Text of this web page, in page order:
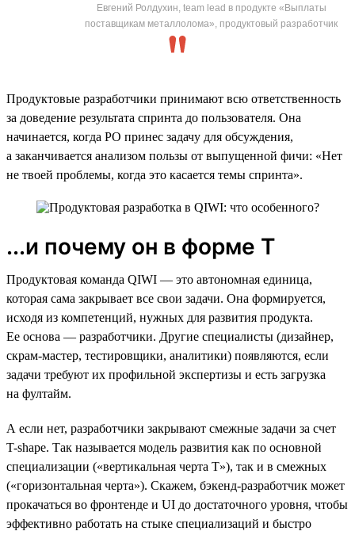
Евгений Ролдухин, team lead в продукте «Выплаты
поставщикам металлолома», продуктовый разработчик
Продуктовые разработчики принимают всю ответственность
за доведение результата спринта до пользователя. Она
начинается, когда PO принес задачу для обсуждения,
а заканчивается анализом пользы от выпущенной фичи: «Нет
не твоей проблемы, когда это касается темы спринта».
...и почему он в форме Т
Продуктовая команда QIWI — это автономная единица,
которая сама закрывает все свои задачи. Она формируется,
исходя из компетенций, нужных для развития продукта.
Ее основа — разработчики. Другие специалисты (дизайнер,
скрам-мастер, тестировщики, аналитики) появляются, если
задачи требуют их профильной экспертизы и есть загрузка
на фултайм.
А если нет, разработчики закрывают смежные задачи за счет
T-shape. Так называется модель развития как по основной
специализации («вертикальная черта Т»), так и в смежных
(«горизонтальная черта»). Скажем, бэкенд-разработчик может
прокачаться во фронтенде и UI до достаточного уровня, чтобы
эффективно работать на стыке специализаций и быстро